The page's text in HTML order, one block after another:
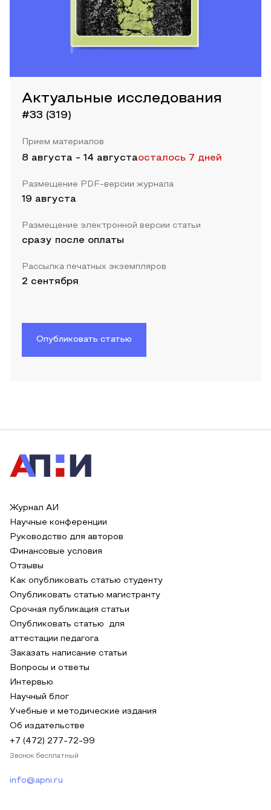
Актуальные исследования
#33 (319)
Прием материалов
8 августа - 14 августаосталось 7 дней
Размещение PDF-версии журнала
19 августа
Размещение электронной версии статьи
сразу после оплаты
Рассылка печатных экземпляров
2 сентября
Опубликовать статью
Журнал АИ
Научные конференции
Руководство для авторов
Финансовые условия
Отзывы
Как опубликовать статью студенту
Опубликовать статью магистранту
Срочная публикация статьи
Опубликовать статью для
аттестации педагога
Заказать написание статьи
Вопросы и ответы
Интервью
Научный блог
Учебные и методические издания
Об издательстве
+7 (472) 277-72-99
Звонок бесплатный
info@apni.ru